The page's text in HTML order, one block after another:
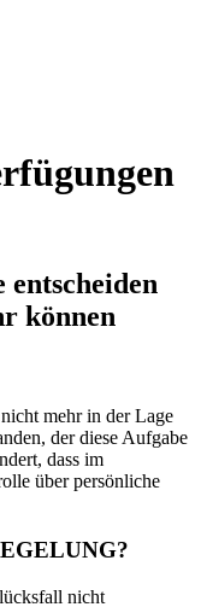
entscheiden
können
mehr in der Lage
der diese Aufgabe
dass im
über persönliche
nicht